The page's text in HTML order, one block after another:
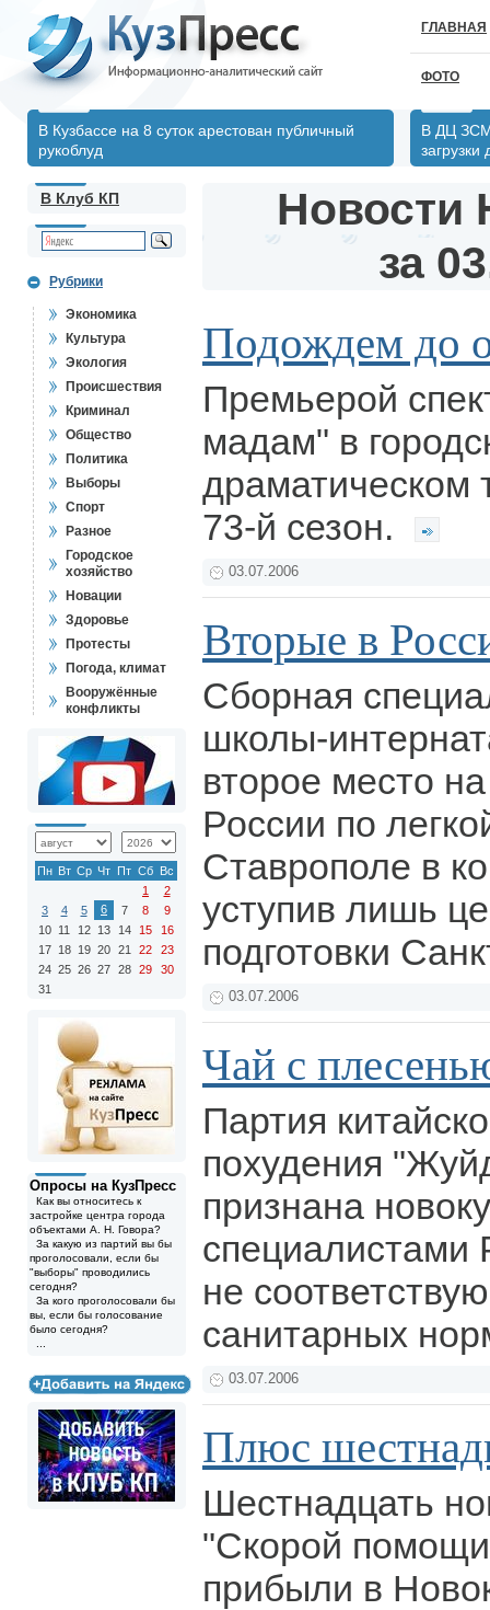
ГЛАВНАЯ
ФОТО
В Кузбассе на 8 суток арестован публичный
рукоблуд
В ДЦ
В Клуб КП
Рубрики
Экономика
Культура
Экология
Происшествия
Криминал
Общество
Политика
Выборы
Спорт
Разное
Городское
хозяйство
Новации
Здоровье
Протесты
Погода, климат
Вооружённые
конфликты
Пн Вт Ср Чт Пт Сб Вс
1
2
3
4 5 6 7 8
9
10 11 12 13 14 15
16
17 18 19 20 21 22
23
24 25 26 27 28 29
30
31
Опросы на КузПресс
Как вы относитесь к
застройке центра города
объектами А. Н. Говора?
За какую из партий вы бы
проголосовали, если бы
"выборы" проводились
сегодня?
За кого проголосовали бы
вы, если бы голосование
было сегодня?
Новости
за
Подождем до
Премьерой
мадам" в
драматическом
73-й сезон.
03.07.2006
Вторые в
Сборная
школы-
второе место
России по
Ставрополе в
уступив лишь
подготовки
03.07.2006
Чай с
Партия
похудения
признана
специалистами
не
санитарных
03.07.2006
Плюс
Шестнадцать
"Скорой
прибыли в